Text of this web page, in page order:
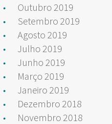
Outubro 2019
Setembro 2019
Agosto 2019
Julho 2019
Junho 2019
Março 2019
Janeiro 2019
Dezembro 2018
Novembro 2018